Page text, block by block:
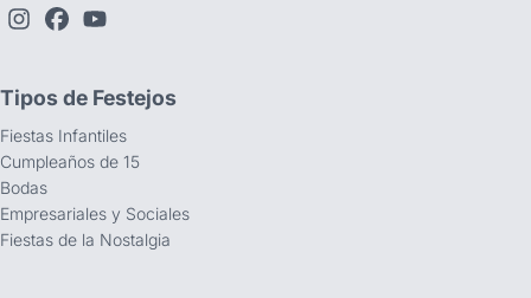
Tipos de Festejos
Fiestas Infantiles
Cumpleaños de 15
Bodas
Empresariales y Sociales
Fiestas de la Nostalgia